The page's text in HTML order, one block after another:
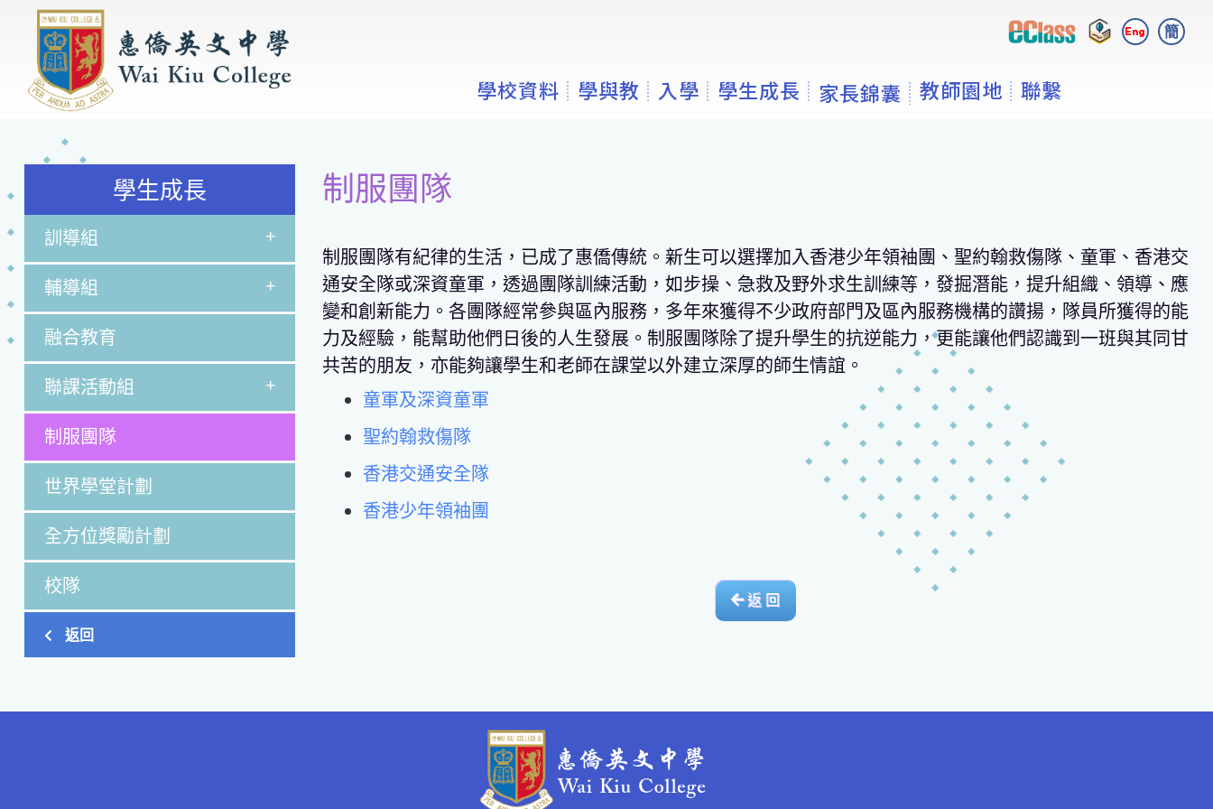
Eng 簡
學校資料 學與教 入學 學生成長 家長錦囊 教師園地 聯繫
學生成長
訓導組 +
輔導組 +
融合教育
聯課活動組 +
制服團隊
世界學堂計劃
全方位獎勵計劃
校隊
返回
制服團隊
制服團隊有紀律的生活 ，已成了惠僑傳統。新生可以選擇加入香港少年領袖團、聖約翰救傷隊、童軍、香港交
通安全隊或深資童軍，透過團隊訓練活動，如步操、急救及野外求生訓練等，發掘潛能，提升組織、領導、應
變和創新能力。各團隊經常參與區內服務， 多年來獲得不少政府部門及區內服務機構的讚揚， 隊員所獲得的能
力及經驗，能幫助他們日後的人生發展。制服團隊除了提升學生的抗逆能力，更能讓他們認識到一班與其同甘
共苦的朋友，亦能夠讓學生和老師在課堂以外建立深厚的師生情誼。
童軍及深資童軍
聖約翰救傷隊
香港交通安全隊
香港少年領袖團
返 回